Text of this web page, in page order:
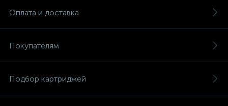
Оплата и доставка
Покупателям
Подбор картриджей